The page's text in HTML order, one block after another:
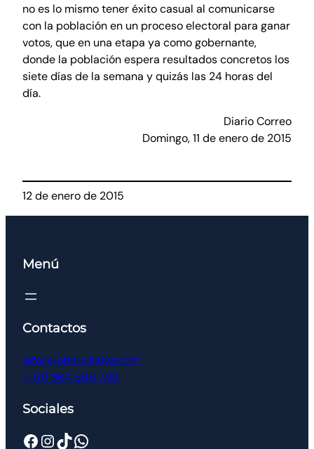
no es lo mismo tener éxito casual al comunicarse
con la población en un proceso electoral para ganar
votos, que en una etapa ya como gobernante,
donde la población espera resultados concretos los
siete días de la semana y quizás las 24 horas del
día.
Diario Correo
Domingo, 11 de enero de 2015
12 de enero de 2015
Menú
Contactos
info@robervillalva.com
(+51) 964 569 799
Sociales